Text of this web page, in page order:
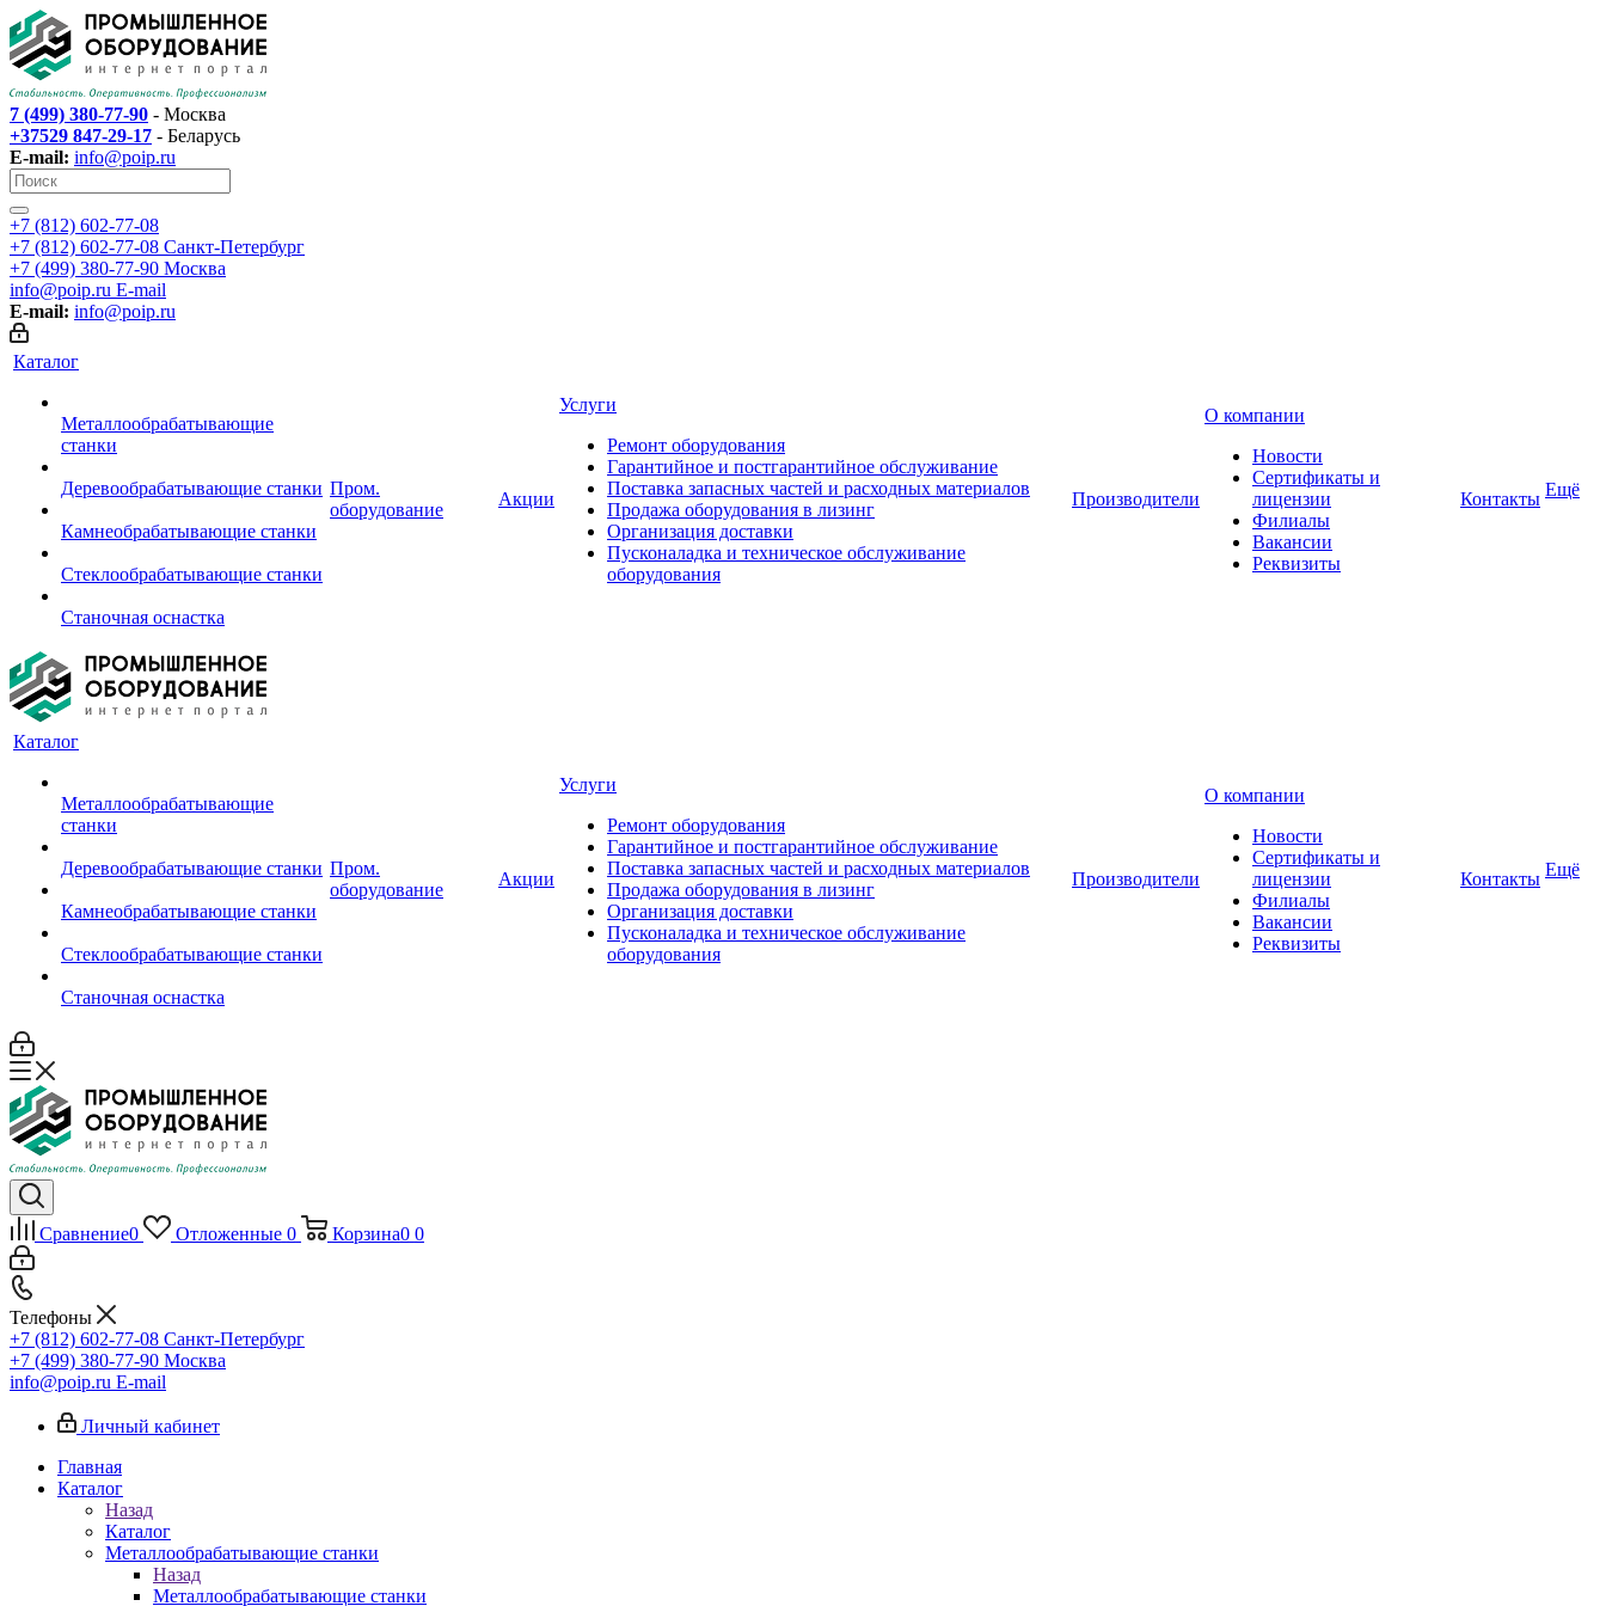
7 (499) 380-77-90 - Москва
+37529 847-29-17 - Беларусь
E-mail: info@poip.ru
+7 (812) 602-77-08
+7 (812) 602-77-08 Санкт-Петербург
+7 (499) 380-77-90 Москва
info@poip.ru E-mail
E-mail: info@poip.ru
Каталог
Металлообрабатывающие
станки
Деревообрабатывающие станки
Камнеобрабатывающие станки
Стеклообрабатывающие станки
Станочная оснастка
Пром.
оборудование
Акции
Услуги
Ремонт оборудования
Гарантийное и постгарантийное обслуживание
Поставка запасных частей и расходных материалов
Продажа оборудования в лизинг
Организация доставки
Пусконаладка и техническое обслуживание
оборудования
Производители
О компании
Новости
Сертификаты и
лицензии
Филиалы
Вакансии
Реквизиты
Контакты Ещё
Каталог
Металлообрабатывающие
станки
Деревообрабатывающие станки
Камнеобрабатывающие станки
Стеклообрабатывающие станки
Станочная оснастка
Пром.
оборудование
Акции
Услуги
Ремонт оборудования
Гарантийное и постгарантийное обслуживание
Поставка запасных частей и расходных материалов
Продажа оборудования в лизинг
Организация доставки
Пусконаладка и техническое обслуживание
оборудования
Производители
О компании
Новости
Сертификаты и
лицензии
Филиалы
Вакансии
Реквизиты
Контакты Ещё
Сравнение0 Отложенные 0 Корзина0 0
Телефоны
+7 (812) 602-77-08 Санкт-Петербург
+7 (499) 380-77-90 Москва
info@poip.ru E-mail
Личный кабинет
Главная
Каталог
Назад
Каталог
Металлообрабатывающие станки
Назад
Металлообрабатывающие станки